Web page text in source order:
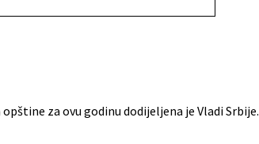
za ovu godinu dodijeljena je Vladi Srbije.